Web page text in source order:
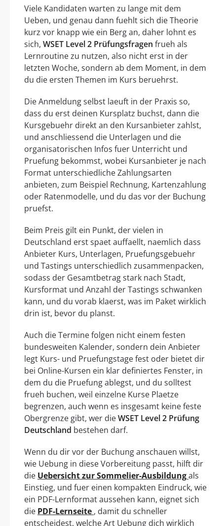
Viele Kandidaten warten zu lange mit dem
Ueben, und genau dann fuehlt sich die Theorie
kurz vor knapp wie ein Berg an, daher lohnt es
sich, WSET Level 2 Prüfungsfragen frueh als
Lernroutine zu nutzen, also nicht erst in der
letzten Woche, sondern ab dem Moment, in dem
du die ersten Themen im Kurs beruehrst.
Die Anmeldung selbst laeuft in der Praxis so,
dass du erst deinen Kursplatz buchst, dann die
Kursgebuehr direkt an den Kursanbieter zahlst,
und anschliessend die Unterlagen und die
organisatorischen Infos fuer Unterricht und
Pruefung bekommst, wobei Kursanbieter je nach
Format unterschiedliche Zahlungsarten
anbieten, zum Beispiel Rechnung, Kartenzahlung
oder Ratenmodelle, und du das vor der Buchung
pruefst.
Beim Preis gilt ein Punkt, der vielen in
Deutschland erst spaet auffaellt, naemlich dass
Anbieter Kurs, Unterlagen, Pruefungsgebuehr
und Tastings unterschiedlich zusammenpacken,
sodass der Gesamtbetrag stark nach Stadt,
Kursformat und Anzahl der Tastings schwanken
kann, und du vorab klaerst, was im Paket wirklich
drin ist, bevor du planst.
Auch die Termine folgen nicht einem festen
bundesweiten Kalender, sondern dein Anbieter
legt Kurs- und Pruefungstage fest oder bietet dir
bei Online-Kursen ein klar definiertes Fenster, in
dem du die Pruefung ablegst, und du solltest
frueh buchen, weil einzelne Kurse Plaetze
begrenzen, auch wenn es insgesamt keine feste
Obergrenze gibt, wer dieWSET Level 2 Prüfung
Deutschland bestehen darf.
Wenn du dir vor der Buchung anschauen willst,
wie Uebung in diese Vorbereitung passt, hilft dir
die Uebersicht zur Sommelier-Ausbildungals
Einstieg, und fuer einen kompakten Eindruck, wie
ein PDF-Lernformat aussehen kann, eignet sich
die PDF-Lernseite , damit du schneller
entscheidest, welche Art Uebung dich wirklich